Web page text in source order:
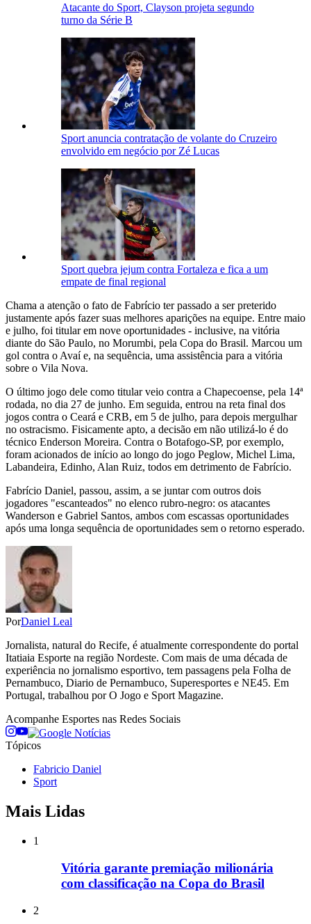
Atacante do Sport, Clayson projeta segundo
turno da Série B
Sport anuncia contratação de volante do Cruzeiro
envolvido em negócio por Zé Lucas
Sport quebra jejum contra Fortaleza e fica a um
empate de final regional
Chama a atenção o fato de Fabrício ter passado a ser preterido
justamente após fazer suas melhores aparições na equipe. Entre maio
e julho, foi titular em nove oportunidades - inclusive, na vitória
diante do São Paulo, no Morumbi, pela Copa do Brasil. Marcou um
gol contra o Avaí e, na sequência, uma assistência para a vitória
sobre o Vila Nova.
O último jogo dele como titular veio contra a Chapecoense, pela 14ª
rodada, no dia 27 de junho. Em seguida, entrou na reta final dos
jogos contra o Ceará e CRB, em 5 de julho, para depois mergulhar
no ostracismo. Fisicamente apto, a decisão em não utilizá-lo é do
técnico Enderson Moreira. Contra o Botafogo-SP, por exemplo,
foram acionados de início ao longo do jogo Peglow, Michel Lima,
Labandeira, Edinho, Alan Ruiz, todos em detrimento de Fabrício.
Fabrício Daniel, passou, assim, a se juntar com outros dois
jogadores "escanteados" no elenco rubro-negro: os atacantes
Wanderson e Gabriel Santos, ambos com escassas oportunidades
após uma longa sequência de oportunidades sem o retorno esperado.
PorDaniel Leal
Jornalista, natural do Recife, é atualmente correspondente do portal
Itatiaia Esporte na região Nordeste. Com mais de uma década de
experiência no jornalismo esportivo, tem passagens pela Folha de
Pernambuco, Diario de Pernambuco, Superesportes e NE45. Em
Portugal, trabalhou por O Jogo e Sport Magazine.
Acompanhe Esportes nas Redes Sociais
Tópicos
Fabricio Daniel
Sport
Mais Lidas
1
Vitória garante premiação milionária
com classificação na Copa do Brasil
2